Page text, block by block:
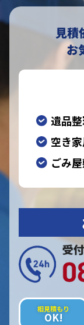
見積
お
遺品
空き
ごみ
相見積もり
OK!